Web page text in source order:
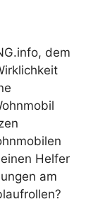
dem
Helfer
am